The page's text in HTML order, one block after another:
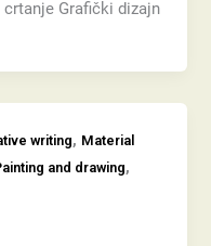
Grafički dizajn
writing, Material
and drawing,